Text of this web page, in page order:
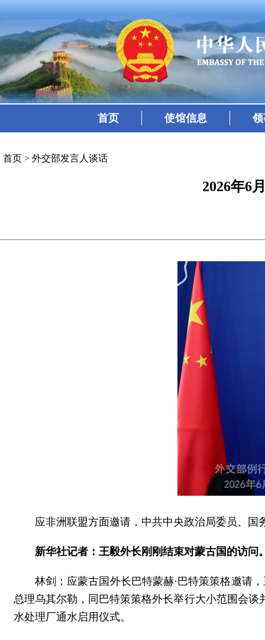
首页 使馆信息
首页 > 外交部发言人谈话
2026年6
应非洲联盟方面邀请，中共中央政治局委员、
新华社记者：王毅外长刚刚结束对蒙古国的访问
林剑：应蒙古国外长巴特蒙赫·巴特策策格邀请
总理乌其尔勒，同巴特策策格外长举行大小范围会
水处理厂通水启用仪式。